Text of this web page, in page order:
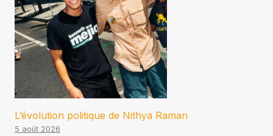
L’évolution politique de Nithya Raman
5 août 2026